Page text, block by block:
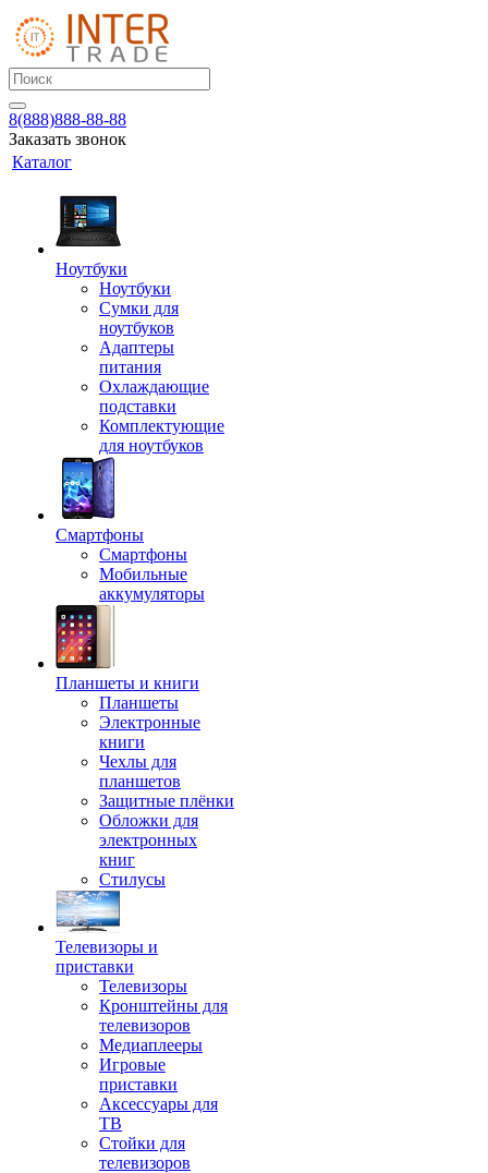
8(888)888-88-88
Заказать звонок
Каталог
Ноутбуки
Ноутбуки
Сумки для
ноутбуков
Адаптеры
питания
Охлаждающие
подставки
Комплектующие
для ноутбуков
Смартфоны
Смартфоны
Мобильные
аккумуляторы
Планшеты и книги
Планшеты
Электронные
книги
Чехлы для
планшетов
Защитные плёнки
Обложки для
электронных
книг
Стилусы
Телевизоры и
приставки
Телевизоры
Кронштейны для
телевизоров
Медиаплееры
Игровые
приставки
Аксессуары для
ТВ
Стойки для
телевизоров